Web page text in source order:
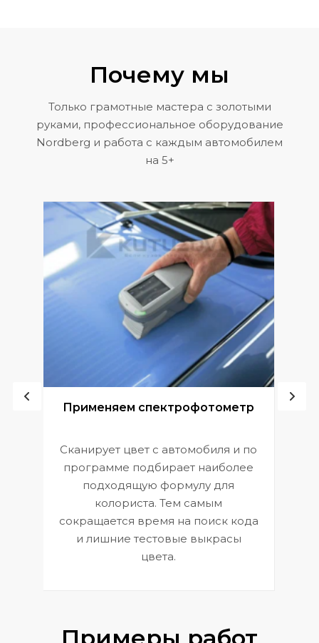
Почему мы
Только грамотные мастера с золотыми
руками, профессиональное оборудование
Nordberg и работа с каждым автомобилем
на 5+
Применяем спектрофотометр
Сканирует цвет с автомобиля и по
программе подбирает наиболее
подходящую формулу для
колориста. Тем самым
сокращается время на поиск кода
и лишние тестовые выкрасы
цвета.